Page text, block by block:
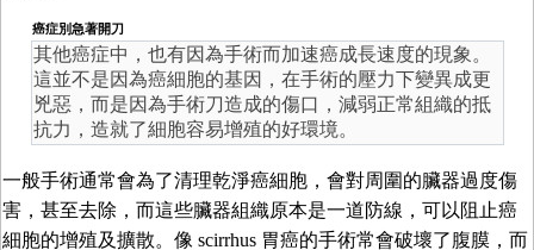
癌症別急著開刀
其他癌症中，也有因為手術而加速癌成長速度的現象。
這並不是因為癌細胞的基因，在手術的壓力下變異成更
兇惡，而是因為手術刀造成的傷口，減弱正常組織的抵
抗力，造就了細胞容易增殖的好環境。
一般手術通常會為了清理乾淨癌細胞，會對周圍的臟器過度傷
害，甚至去除，而這些臟器組織原本是一道防線，可以阻止癌
細胞的增殖及擴散。像 scirrhus 胃癌的手術常會破壞了腹膜，而